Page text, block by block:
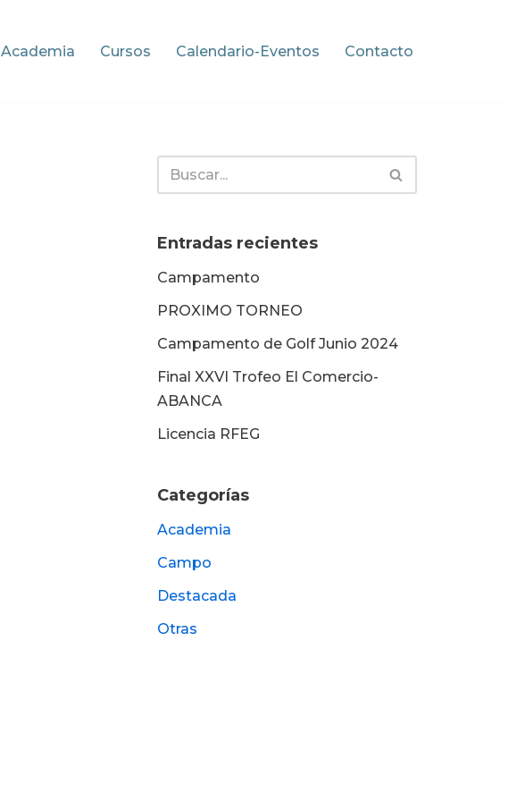
Academia Cursos Calendario-Eventos Contacto
Entradas recientes
Campamento
PROXIMO TORNEO
Campamento de Golf Junio 2024
Final XXVI Trofeo El Comercio-
ABANCA
Licencia RFEG
Categorías
Academia
Campo
Destacada
Otras